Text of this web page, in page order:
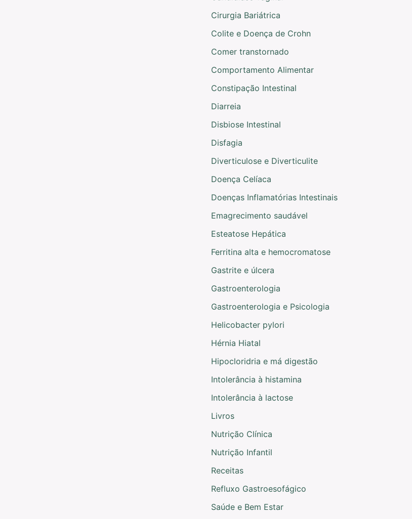
Cirurgia Bariátrica
Colite e Doença de Crohn
Comer transtornado
Comportamento Alimentar
Constipação Intestinal
Diarreia
Disbiose Intestinal
Disfagia
Diverticulose e Diverticulite
Doença Celíaca
Doenças Inflamatórias Intestinais
Emagrecimento saudável
Esteatose Hepática
Ferritina alta e hemocromatose
Gastrite e úlcera
Gastroenterologia
Gastroenterologia e Psicologia
Helicobacter pylori
Hérnia Hiatal
Hipocloridria e má digestão
Intolerância à histamina
Intolerância à lactose
Livros
Nutrição Clínica
Nutrição Infantil
Receitas
Refluxo Gastroesofágico
Saúde e Bem Estar